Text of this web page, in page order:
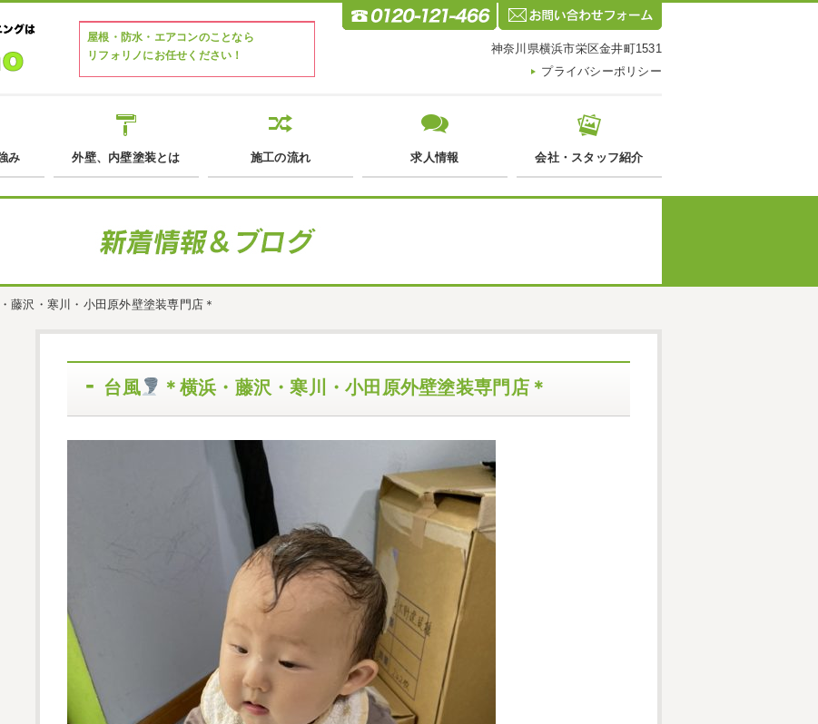
屋根・防水・エアコンのことなら
リフォリノにお任せください！
神奈川県横浜市栄区金井町1531
プライバシーポリシー
み 外壁、内壁塗装とは 施工の流れ 求人情報 会社・スタッフ紹介
藤沢・寒川・小田原外壁塗装専門店＊
台風 ＊横浜・藤沢・寒川・小田原外壁塗装専門店＊